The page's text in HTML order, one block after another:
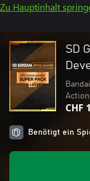
Zu Hauptinhalt
SD
CHF
Benötigt ein